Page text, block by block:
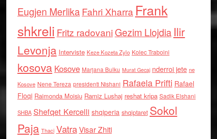
Eugjen MerlikaFahri Xharra Frank
shkreli Fritz radovaniGezim Llojdia Ilir
Levonja Interviste Keze Kozeta Zylo Kolec Traboini
kosova Kosove Marjana Bulku Murat Gecaj nderroi jete ne
Kosove Nene Tereza presidenti Nishani Rafaela Prifti Rafael
Floqi Raimonda Moisiu Ramiz Lushaj reshat kripa Sadik Elshani
SHBA Shefqet Kercelli shqiperia shqiptaret Sokol
Paja Thaci VatraVisar Zhiti